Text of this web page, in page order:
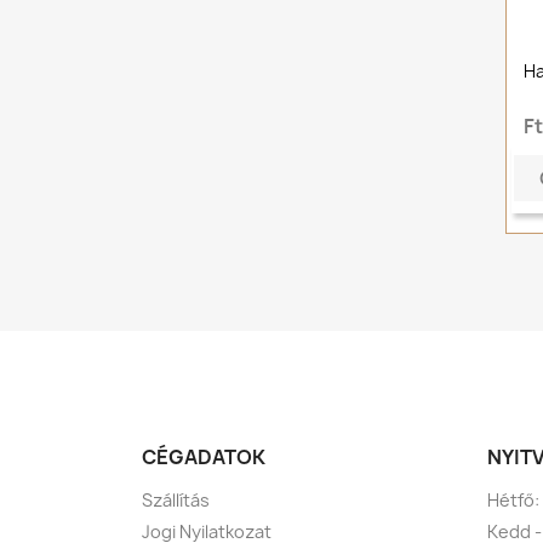
CÉGADATOK
Szállítás
Jogi Nyilatkozat
Hétfő:
Kedd